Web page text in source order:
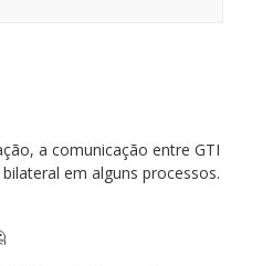
a comunicação entre GTI
em alguns processos.